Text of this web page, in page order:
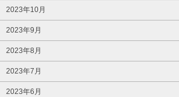
2023年10月
2023年9月
2023年8月
2023年7月
2023年6月